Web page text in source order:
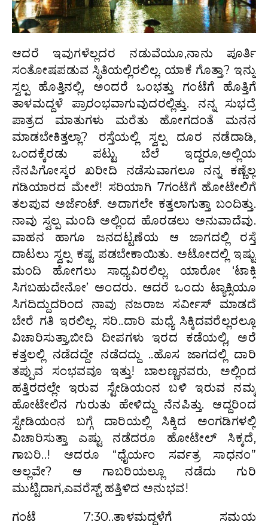
ಆದರೆ ಇವುಗಳೆಲ್ಲದರ ನಡುವೆಯೂ,ನಾನು ಪೂರ್ತಿ
ಸಂತೋಷಪಡುವ ಸ್ಥಿತಿಯಲ್ಲಿರಲಿಲ್ಲ. ಯಾಕೆ ಗೊತ್ತಾ? ಇನ್ನು
ಸ್ವಲ್ಪ ಹೊತ್ತಿನಲ್ಲಿ, ಅಂದರೆ ಒಂಭತ್ತು ಗಂಟೆಗೆ ಹೊತ್ತಿಗೆ
ತಾಳಮದ್ದಳೆ ಪ್ರಾರಂಭವಾಗುವುದರಲ್ಲಿತ್ತು. ನನ್ನ ಸುಭದ್ರೆ
ಪಾತ್ರದ ಮಾತುಗಳು ಮರೆತು ಹೋಗದಂತೆ ಮನನ
ಮಾಡಬೇಕಿತ್ತಲ್ಲಾ? ರಸ್ತೆಯಲ್ಲಿ ಸ್ವಲ್ಪ ದೂರ ನಡೆದಾಡಿ,
ಒಂದಕ್ಕೆರಡು ಪಟ್ಟು ಬೆಲೆ ಇದ್ದರೂ,ಅಲ್ಲಿಯ
ನೆನಪಿಗೋಸ್ಕರ ಖರೀದಿ ನಡೆಸುವಾಗಲೂ ನನ್ನ ಕಣ್ಣೆಲ್ಲ
ಗಡಿಯಾರದ ಮೇಲೆ! ಸರಿಯಾಗಿ 7ಗಂಟೆಗೆ ಹೋಟೇಲಿಗೆ
ತಲಪುವ ಅರ್ಜೆಂಟ್. ಅದಾಗಲೇ ಕತ್ತಲಾಗುತ್ತಾ ಬಂದಿತ್ತು.
ನಾವು ಸ್ವಲ್ಪ ಮಂದಿ ಅಲ್ಲಿಂದ ಹೊರಡಲು ಅನುವಾದೆವು.
ವಾಹನ ಹಾಗೂ ಜನದಟ್ಟಣೆಯ ಆ ಜಾಗದಲ್ಲಿ ರಸ್ತೆ
ದಾಟಲು ಸ್ವಲ್ಪ ಕಷ್ಟ ಪಡಬೇಕಾಯಿತು. ಅಟೋದಲ್ಲಿ ಇಷ್ಟು
ಮಂದಿ ಹೋಗಲು ಸಾಧ್ಯವಿರಲಿಲ್ಲ. ಯಾರೋ ‘ಟಾಕ್ಸಿ
ಸಿಗಬಹುದೇನೋ’ ಅಂದರು. ಆದರೆ ಒಂದು ಟ್ಯಾಕ್ಸಿಯೂ
ಸಿಗದಿದ್ದುದರಿಂದ ನಾವು ನಜರಾಜ ಸರ್ವೀಸ್ ಮಾಡದೆ
ಬೇರೆ ಗತಿ ಇರಲಿಲ್ಲ. ಸರಿ..ದಾರಿ ಮಧ್ಯೆ ಸಿಕ್ಕಿದವರೆಲ್ಲರಲ್ಲೂ
ವಿಚಾರಿಸುತ್ತಾ,ಬೀದಿ ದೀಪಗಳು ಇರದ ಕಡೆಯಲ್ಲಿ, ಅರೆ
ಕತ್ತಲಲ್ಲಿ ನಡೆದದ್ದೇ ನಡೆದದ್ದು ..ಹೊಸ ಜಾಗದಲ್ಲಿ ದಾರಿ
ತಪ್ಪುವ ಸಂಭವವೂ ಇತ್ತು! ಬಾಲಣ್ಣನವರು, ಅಲ್ಲಿಂದ
ಹತ್ತಿರದಲ್ಲೇ ಇರುವ ಸ್ಟೇಡಿಯಂನ ಬಳಿ ಇರುವ ನಮ್ಮ
ಹೋಟೇಲಿನ ಗುರುತು ಹೇಳಿದ್ದು ನೆನಪಿತ್ತು. ಆದ್ದರಿಂದ
ಸ್ಟೇಡಿಯಂನ ಬಗ್ಗೆ ದಾರಿಯಲ್ಲಿ ಸಿಕ್ಕಿದ ಅಂಗಡಿಗಳಲ್ಲಿ
ವಿಚಾರಿಸುತ್ತಾ ಎಷ್ಟು ನಡೆದರೂ ಹೋಟೇಲ್ ಸಿಕ್ಕದೆ,
ಗಾಬರಿ..! ಆದರೂ “ಧೈರ್ಯಂ ಸರ್ವತ್ರ ಸಾಧನಂ”
ಅಲ್ಲವೇ? ಆ ಗಾಬರಿಯಲ್ಲೂ ನಡೆದು ಗುರಿ
ಮುಟ್ಟಿದಾಗ,ಎವರೆಸ್ಟ್ ಹತ್ತಿಳಿದ ಅನುಭವ!
ಗಂಟೆ 7:30..ತಾಳಮದ್ದಳೆಗೆ ಸಮಯ